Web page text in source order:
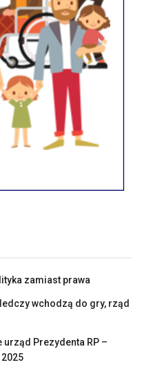
zamiast prawa
wchodzą do gry, rząd
Prezydenta RP –